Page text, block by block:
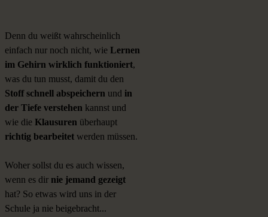
Denn du weißt wahrscheinlich
einfach nur noch nicht, wie Lernen
im Gehirn wirklich funktioniert,
was du tun musst, damit du den
Stoffschnell abspeichern und in
der Tiefe verstehen kannst und
wie die Klausuren überhaupt
richtig bearbeitet werden müssen.
Woher sollst du es auch wissen,
wenn es dir nie jemand gezeigt
hat? So etwas wird uns in der
Schule ja nie beigebracht...